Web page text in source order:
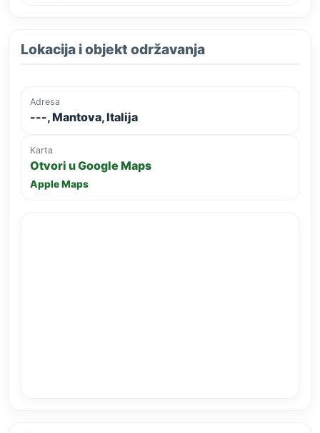
Lokacija i objekt održavanja
Adresa
---, Mantova, Italija
Karta
Otvori u Google Maps
Apple Maps